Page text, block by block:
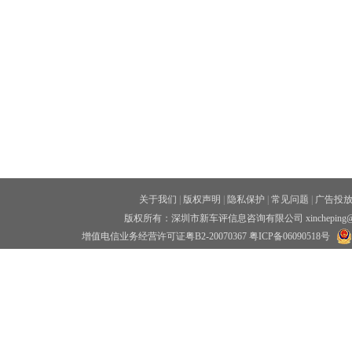
关于我们 版权声明 隐私保护 常见问题
广告投放
版权所有：深圳市新车评信息咨询有限公司
增值电信业务经营许可证粤B2-20070367 粤ICP备06090518号